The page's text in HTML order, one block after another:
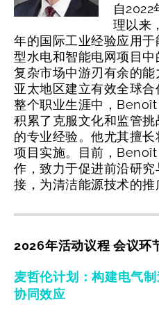
自2022
理以来
年的国际工业经验应用
型水电和智能电网项目
复杂市场中游刃有余的
亚太地区建立有效全球合
整个职业生涯中，Benoît
积累了克服文化和监管
的专业经验。他尤其擅
项目实施。目前，
作，致力于促进前沿研
接，为清洁能源技术的推
2026年活动议程 会议环
麦哲伦计划：构建电气
协同效应